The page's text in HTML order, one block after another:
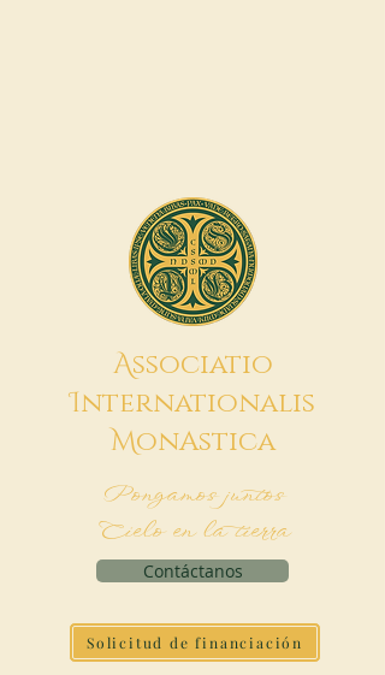
Associatio
Internationalis
MonAstica
Pongamos juntos
Cielo en la tierra
Contáctanos
Solicitud de financiación